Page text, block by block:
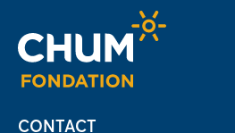
CONTACT